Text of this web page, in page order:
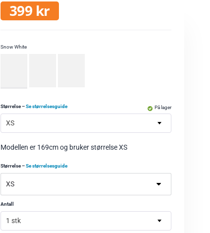
399 kr
Snow White
Størrelse–Se størrelsesguide
XS
Modellen er 169cm og bruker størrelse XS
Størrelse–Se størrelsesguide
På lager
Antall
1 stk